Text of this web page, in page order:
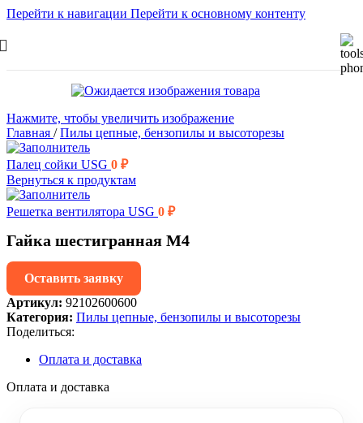
Перейти к навигации Перейти к основному контенту
Нажмите, чтобы увеличить изображение
Главная / Пилы цепные, бензопилы и высоторезы
Палец сойки USG 0 ₽
Вернуться к продуктам
Решетка вентилятора USG 0 ₽
Гайка шестигранная М4
Оставить заявку
Артикул: 92102600600
Категория: Пилы цепные, бензопилы и высоторезы
Поделиться:
Оплата и доставка
Оплата и доставка